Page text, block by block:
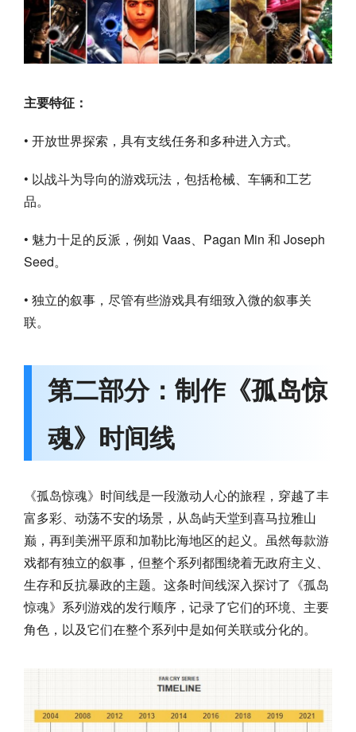
主要特征：
• 开放世界探索，具有支线任务和多种进入方式。
• 以战斗为导向的游戏玩法，包括枪械、车辆和工艺
品。
• 魅力十足的反派，例如 Vaas、Pagan Min 和 Joseph
Seed。
• 独立的叙事，尽管有些游戏具有细致入微的叙事关
联。
第二部分：制作《孤岛惊
魂》时间线
《孤岛惊魂》时间线是一段激动人心的旅程，穿越了丰
富多彩、动荡不安的场景，从岛屿天堂到喜马拉雅山
巅，再到美洲平原和加勒比海地区的起义。虽然每款游
戏都有独立的叙事，但整个系列都围绕着无政府主义、
生存和反抗暴政的主题。这条时间线深入探讨了《孤岛
惊魂》系列游戏的发行顺序，记录了它们的环境、主要
角色，以及它们在整个系列中是如何关联或分化的。